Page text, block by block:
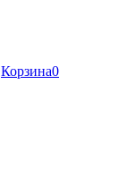
Корзина0